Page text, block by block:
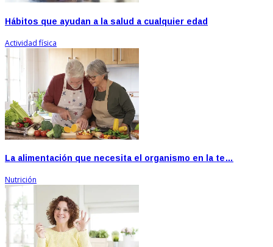
Hábitos que ayudan a la salud a cualquier edad
Actividad física
La alimentación que necesita el organismo en la te…
Nutrición